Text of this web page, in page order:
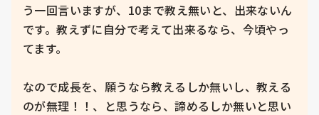
う一回言いますが、10まで教え無いと、出来ないん
です。教えずに自分で考えて出来るなら、今頃やっ
てます。
なので成長を、願うなら教えるしか無いし、教える
のが無理！！、と思うなら、諦めるしか無いと思い